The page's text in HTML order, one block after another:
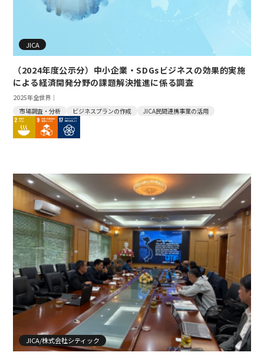
JICA
（2024年度公示分）中小企業・SDGsビジネスの効果的実施
による経済開発分野の課題解決推進に係る調査
2025年全世界｜
市場調査・分析
ビジネスプランの作成 JICA民間連携事業の活用
JICA/株式会社シティック